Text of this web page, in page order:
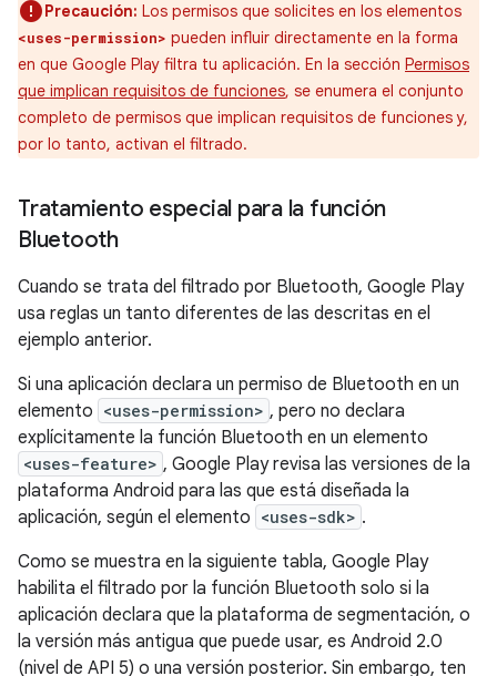
Precaución: Los permisos que solicites en los elementos
<uses-permission> pueden influir directamente en la forma
en que Google Play filtra tu aplicación. En la sección Permisos
que implican requisitos de funciones, se enumera el conjunto
completo de permisos que implican requisitos de funciones y,
por lo tanto, activan el filtrado.
Tratamiento especial para la función
Bluetooth
Cuando se trata del filtrado por Bluetooth, Google Play
usa reglas un tanto diferentes de las descritas en el
ejemplo anterior.
Si una aplicación declara un permiso de Bluetooth en un
elemento <uses-permission> , pero no declara
explícitamente la función Bluetooth en un elemento
<uses-feature> , Google Play revisa las versiones de la
plataforma Android para las que está diseñada la
aplicación, según el elemento <uses-sdk> .
Como se muestra en la siguiente tabla, Google Play
habilita el filtrado por la función Bluetooth solo si la
aplicación declara que la plataforma de segmentación, o
la versión más antigua que puede usar, es Android 2.0
(nivel de API 5) o una versión posterior. Sin embargo, ten